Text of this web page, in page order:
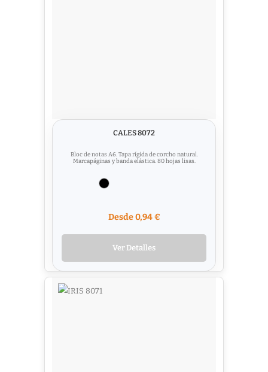
CALES 8072
Bloc de notas A6. Tapa rígida de corcho natural.
Marcapáginas y banda elástica. 80 hojas lisas.
Desde 0,94 €
Ver Detalles